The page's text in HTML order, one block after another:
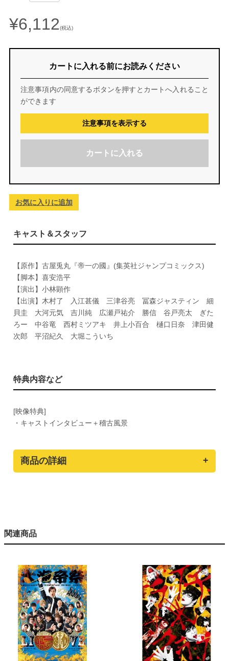
¥6,112(税込)
カートに入れる前にお読みください
注意事項内の同意するボタンを押すとカートへ入れること
ができます
注意事項を表示する
カートに入れる
お気に入りに追加
キャスト＆スタッフ
【原作】古屋兎丸『帝一の國』(集英社ジャンプコミックス)
【脚本】喜安浩平
【演出】小林顕作
【出演】木村了 入江甚儀 三津谷亮 冨森ジャスティン 細
貝圭 大河元気 吉川純 広瀬戸祐介 勝信 谷戸亮太 ぎた
ろー 中谷竜 西村ミツアキ 井上小百合 樋口日奈 津田健
次郎 平沼紀久 大堀こういち
特典内容など
[映像特典]
・キャストインタビュー＋稽古風景
商品の詳細
関連商品